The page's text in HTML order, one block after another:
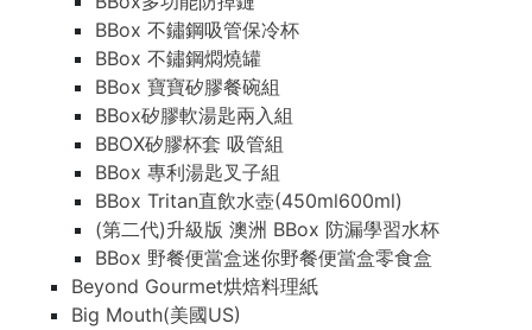
BBox 不鏽鋼吸管保冷杯
BBox 不鏽鋼燜燒罐
BBox 寶寶矽膠餐碗組
BBox矽膠軟湯匙兩入組
BBOX矽膠杯套 吸管組
BBox 專利湯匙叉子組
BBox Tritan直飲水壺(450ml600ml)
(第二代)升級版 澳洲 BBox 防漏學習水杯
BBox 野餐便當盒迷你野餐便當盒零食盒
Beyond Gourmet烘焙料理紙
Big Mouth(美國US)